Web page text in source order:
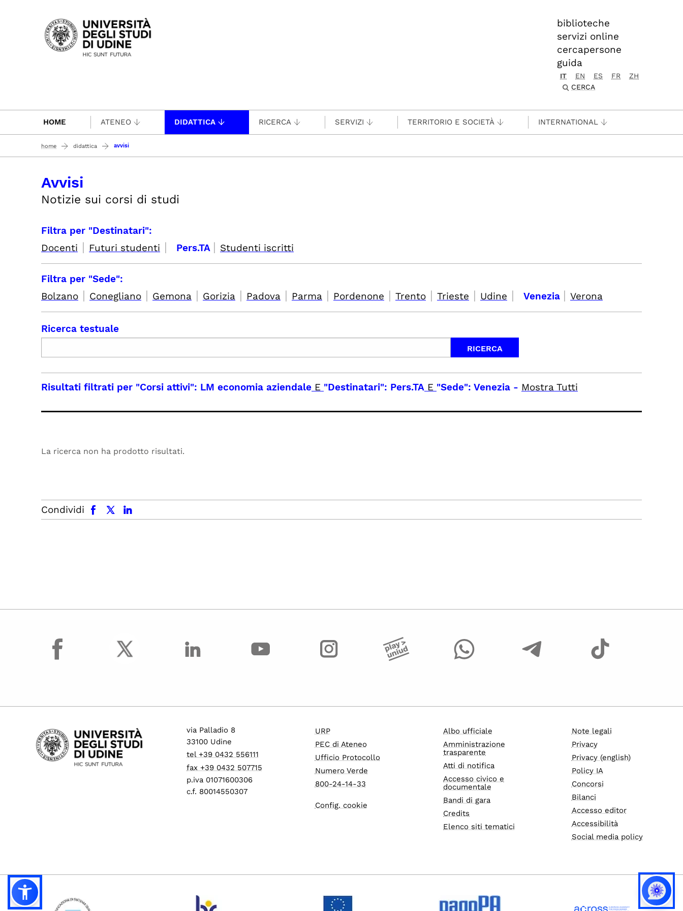
Passa al contenuto principale
biblioteche
servizi online
cercapersone
guida
IT EN ES FR
ZH
CERCA
HOME ATENEO DIDATTICA RICERCA SERVIZI TERRITORIO E SOCIETÀ INTERNATIONAL
home didattica avvisi
Avvisi
Notizie sui corsi di studi
Filtra per "Destinatari":
Docenti | Futuri studenti | Pers.TA | Studenti iscritti
Filtra per "Sede":
Bolzano | Conegliano | Gemona | Gorizia | Padova | Parma | Pordenone | Trento | Trieste | Udine | Venezia | Verona
Ricerca testuale
Risultati filtrati per "Corsi attivi": LM economia aziendale E "Destinatari": Pers.TA E "Sede": Venezia - Mostra Tutti
La ricerca non ha prodotto risultati.
Condividi
facebook x.com linkedin
facebook
via Palladio 8
33100 Udine
tel +39 0432 556111
fax +39 0432 507715
p.iva 01071600306
c.f. 80014550307
URP
PEC di Ateneo
Ufficio Protocollo
Numero Verde
800-24-14-33
Config. cookie
Albo ufficiale
Amministrazione
trasparente
Atti di notifica
Accesso civico e
documentale
Bandi di gara
Credits
Elenco siti tematici
Note legali
Privacy
Privacy (english)
Policy IA
Concorsi
Bilanci
Accesso editor
Accessibilità
Social media policy